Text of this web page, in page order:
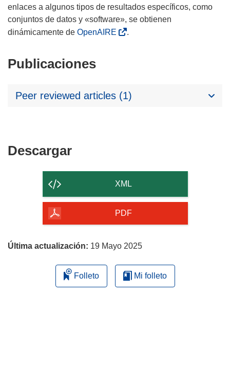
enlaces a algunos tipos de resultados específicos, como
conjuntos de datos y «software», se obtienen
dinámicamente de OpenAIRE .
Publicaciones
Peer reviewed articles (1)
DescargarDescargar
contenido
de
página
XML
PDF
Última actualización: 19 Mayo 2025
Folleto Mi folleto